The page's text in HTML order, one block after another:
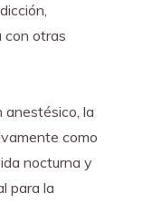
con otras
anestésico, la
como
nocturna y
para la